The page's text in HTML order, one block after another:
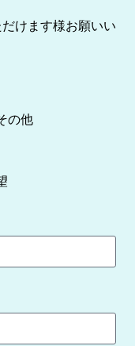
けます様お願いい
の他